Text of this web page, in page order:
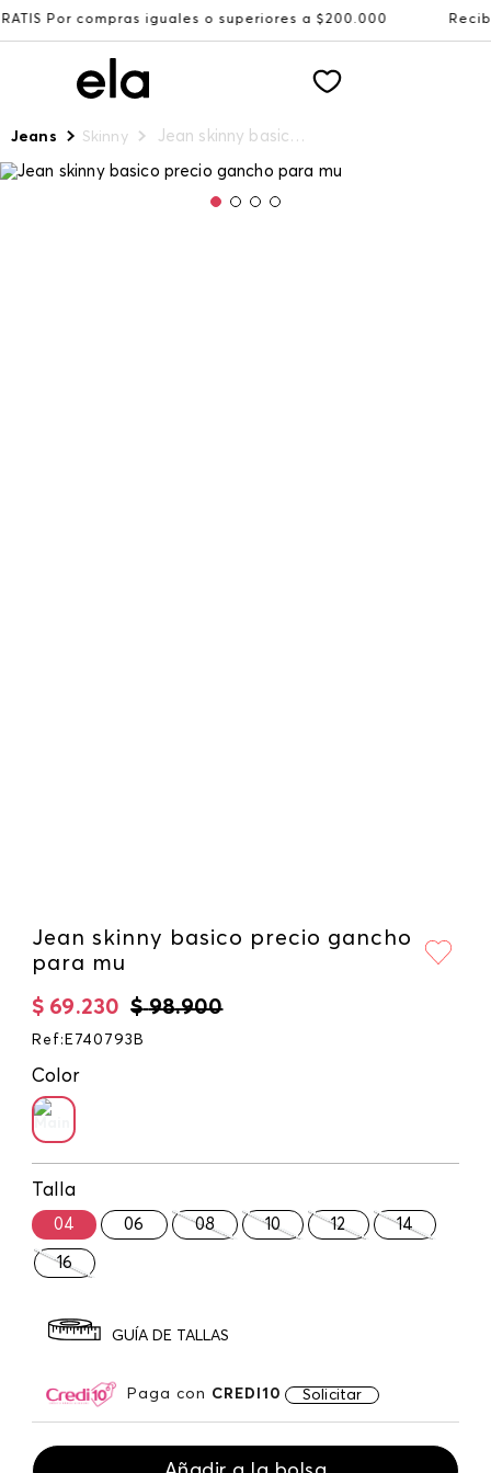
iguales o superiores a $200.000 Recibe: 15%OFF
Jeans Skinny Jean skinny basico precio gancho para mu
Jean skinny basico precio gancho
para mu
$ 98.900
$ 69.230
Ref : E740793B
Color
Talla
04 06 08 10 12 14
16
GUÍA DE TALLAS
Paga con CREDI10 Solicitar